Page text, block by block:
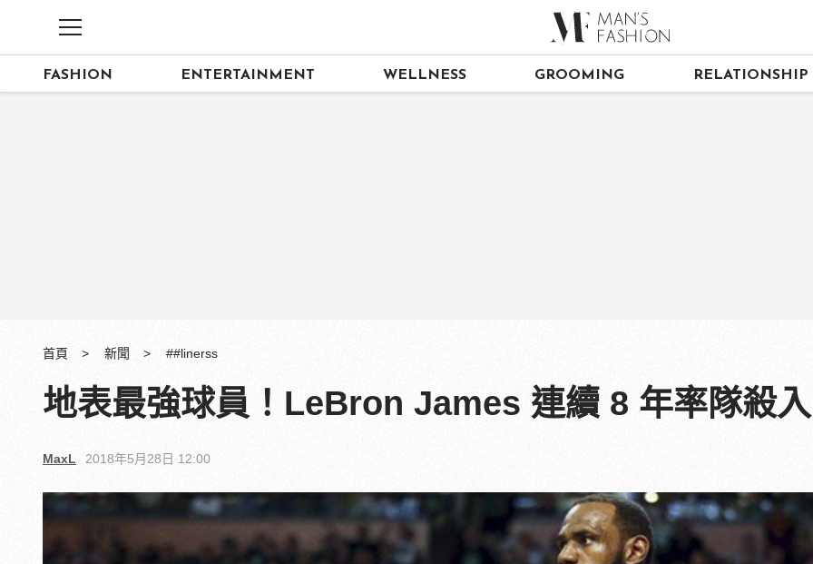
FASHION ENTERTAINMENT WELLNESS GROOMING RELATIONSHIP
首頁 新聞 ##linerss
地表最強球員！LeBron James 連續 8 年率隊殺
MaxL 2018年5月28日 12:00